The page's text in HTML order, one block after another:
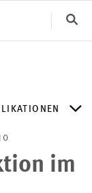
PAPERS
im